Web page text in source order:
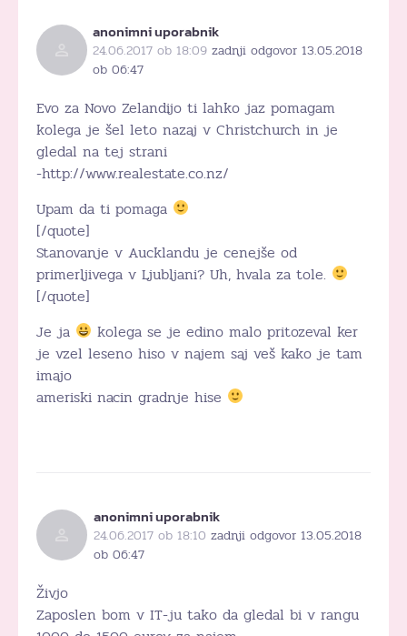
anonimni uporabnik
24.06.2017 ob 18:09 zadnji odgovor 13.05.2018
ob 06:47
Evo za Novo Zelandijo ti lahko jaz pomagam
kolega je šel leto nazaj v Christchurch in je
gledal na tej strani
-http://www.realestate.co.nz/
Upam da ti pomaga
[/quote]
Stanovanje v Aucklandu je cenejše od
primerljivega v Ljubljani? Uh, hvala za tole.
[/quote]
Je ja
kolega se je edino malo pritozeval ker
je vzel leseno hiso v najem saj veš kako je tam
imajo
ameriski nacin gradnje hise
anonimni uporabnik
24.06.2017 ob 18:10 zadnji odgovor 13.05.2018
ob 06:47
Živjo
Zaposlen bom v IT-ju tako da gledal bi v rangu